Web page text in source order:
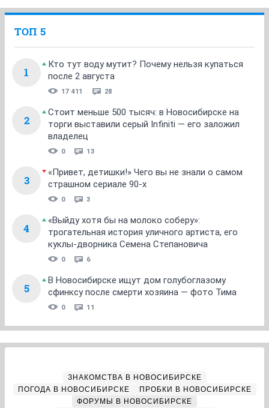
ТОП 5
1
Кто тут воду мутит? Почему нельзя купаться
после 2 августа
17 411 28
2
Стоит меньше 500 тысяч: в Новосибирске на
торги выставили серый Infiniti — его заложил
владелец
0 13
3
«Привет, детишки!» Чего вы не знали о самом
страшном сериале 90-х
0 3
4
«Выйду хотя бы на молоко соберу»:
трогательная история уличного артиста, его
куклы-дворника Семена Степановича
0 6
5
В Новосибирске ищут дом голубоглазому
сфинксу после смерти хозяина — фото Тима
0 11
ЗНАКОМСТВА В НОВОСИБИРСКЕ
ПОГОДА В НОВОСИБИРСКЕ
ПРОБКИ В НОВОСИБИРСКЕ
ФОРУМЫ В НОВОСИБИРСКЕ